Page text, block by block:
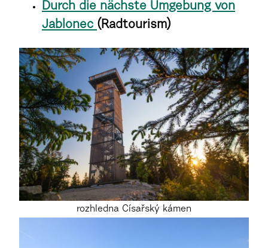
Durch die nächste Umgebung von
Jablonec (Radtourism)
rozhledna Císařský kámen